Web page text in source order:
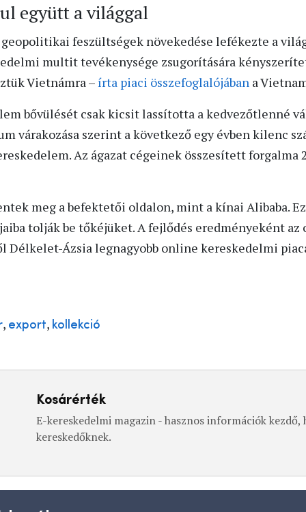
együtt a világgal
feszültségek növekedése lefékezte a
multit tevékenysége zsugorítására
Vietnámra – írta piaci összefoglalójában a
bővülését csak kicsit lassította a kedvezőtlenné
várakozása szerint a következő egy évben kilenc
Az ágazat cégeinek összesített forgalma
meg a befektetői oldalon, mint a kínai Alibaba.
tolják be tőkéjüket. A fejlődés eredményeként az
Délkelet-Ázsia legnagyobb online kereskedelmi
, export, kollekció
Kosárérték
E-kereskedelmi magazin - hasznos információk
kereskedőknek.